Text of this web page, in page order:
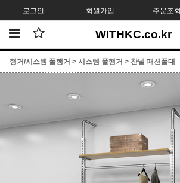
로그인 회원가입 주문조회
WITHKC.co.kr
행거/시스템 폴행거 > 시스템 폴행거 > 찬넬 패션폴대